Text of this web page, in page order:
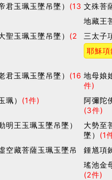
君玉珮玉墜吊墜） (13 文殊菩
地藏王
聖玉珮玉墜吊墜） (2
三太子
耶穌
君玉珮玉墜吊墜） (16 地母娘
件)
珮） (1件)
阿彌陀
(3件)
明王玉珮玉墜吊墜）
大勢至
墜） (1
空藏菩薩玉珮玉墜吊
鍾馗項
瑤池金
(2件)